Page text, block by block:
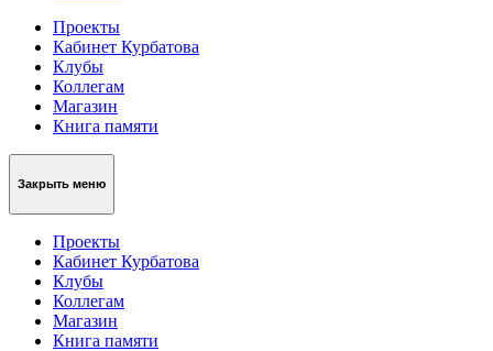
Проекты
Кабинет Курбатова
Клубы
Коллегам
Магазин
Книга памяти
Закрыть меню
Проекты
Кабинет Курбатова
Клубы
Коллегам
Магазин
Книга памяти